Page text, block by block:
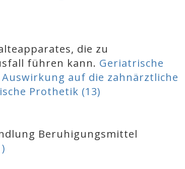
die zu
führen kann. Geriatrische
auf die zahnärztliche
Prothetik (13)
Beruhigungsmittel